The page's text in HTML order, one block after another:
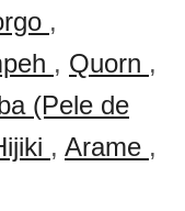
,
, Quorn ,
(Pele de
, Arame ,